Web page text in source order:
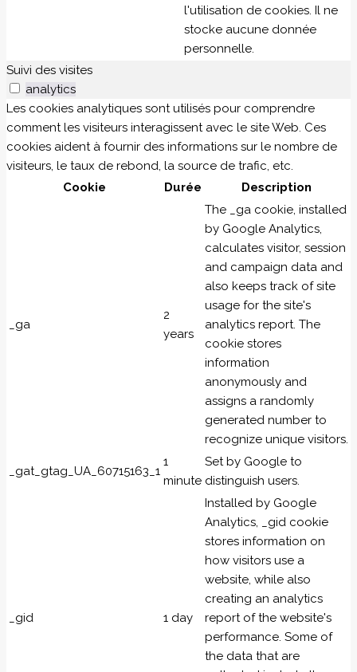
l'utilisation de cookies. Il ne
stocke aucune donnée
personnelle.
Suivi des visites
analytics
Les cookies analytiques sont utilisés pour comprendre
comment les visiteurs interagissent avec le site Web. Ces
cookies aident à fournir des informations sur le nombre de
visiteurs, le taux de rebond, la source de trafic, etc.
Cookie
Durée Description
_ga
2
years
The _ga cookie, installed
by Google Analytics,
calculates visitor, session
and campaign data and
also keeps track of site
usage for the site's
analytics report. The
cookie stores
information
anonymously and
assigns a randomly
generated number to
recognize unique visitors.
_gat_gtag_UA_60715163_1
1
minute
Set by Google to
distinguish users.
_gid 1 day
Installed by Google
Analytics, _gid cookie
stores information on
how visitors use a
website, while also
creating an analytics
report of the website's
performance. Some of
the data that are